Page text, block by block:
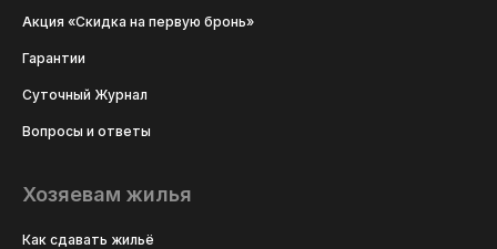
Акция «Скидка на первую бронь»
Гарантии
Суточный Журнал
Вопросы и ответы
Хозяевам жилья
Как сдавать жильё